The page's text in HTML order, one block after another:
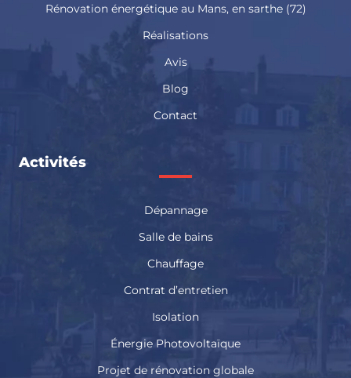
Rénovation énergétique au Mans, en sarthe (72)
Réalisations
Avis
Blog
Contact
Activités
Dépannage
Salle de bains
Chauffage
Contrat d’entretien
Isolation
Énergie Photovoltaïque
Projet de rénovation globale